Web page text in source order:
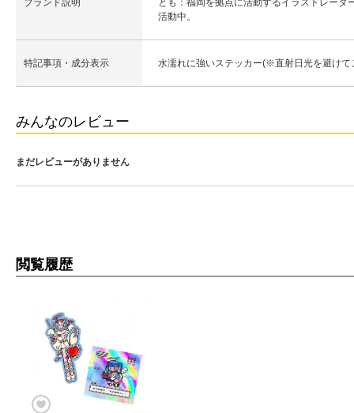
ブランド説明
とも：福岡を拠点に活動するイラストレー
活動中。
特記事項・成分表示 水濡れに強いステッカー(※直射日光を避けて
みんなのレビュー
まだレビューがありません
閲覧履歴